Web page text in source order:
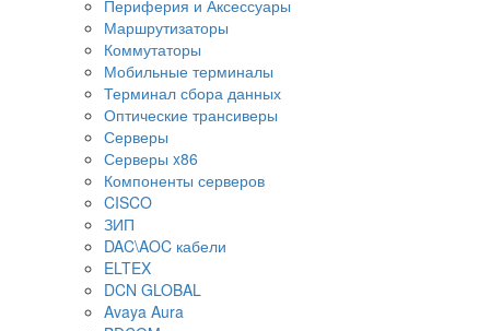
Периферия и Аксессуары
Маршрутизаторы
Коммутаторы
Мобильные терминалы
Терминал сбора данных
Оптические трансиверы
Серверы
Серверы x86
Компоненты серверов
CISCO
ЗИП
DAC\AOC кабели
ELTEX
DCN GLOBAL
Avaya Aura